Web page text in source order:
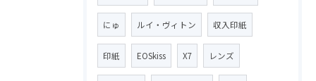
にゅ ルイ・ヴィトン 収入印紙
印紙 EOSkiss X7 レンズ